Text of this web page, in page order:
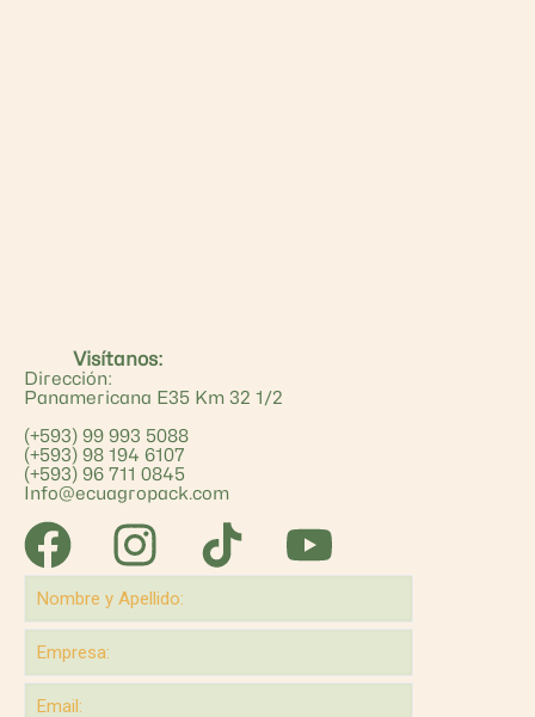
Visítanos:
Dirección:
Panamericana E35 Km 32 1/2
(+593) 99 993 5088
(+593) 98 194 6107
(+593) 96 711 0845
Info@ecuagropack.com